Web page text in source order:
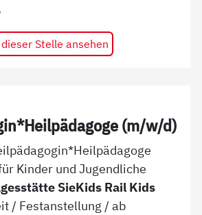
Stelle ansehen
(m/w/d)
Kinder und Jugendliche
SieKids Rail Kids
/ Festanstellung / ab